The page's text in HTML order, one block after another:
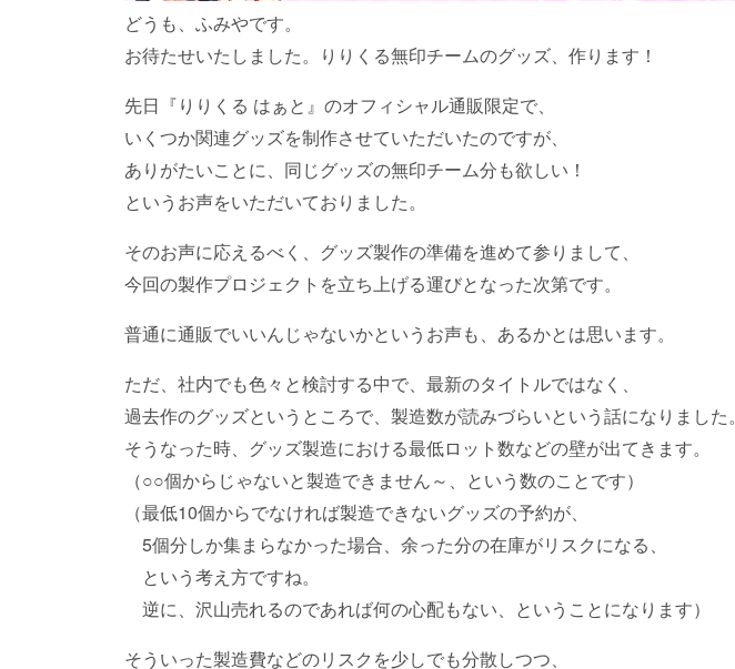
どうも、ふみやです。
お待たせいたしました。りりくる無印チームのグッズ、作ります！
先日『りりくる はぁと』のオフィシャル通販限定で、
いくつか関連グッズを制作させていただいたのですが、
ありがたいことに、同じグッズの無印チーム分も欲しい！
というお声をいただいておりました。
そのお声に応えるべく、グッズ製作の準備を進めて参りまして、
今回の製作プロジェクトを立ち上げる運びとなった次第です。
普通に通販でいいんじゃないかというお声も、あるかとは思います。
ただ、社内でも色々と検討する中で、最新のタイトルではなく、
過去作のグッズというところで、製造数が読みづらいという話になりました。
そうなった時、グッズ製造における最低ロット数などの壁が出てきます。
（○○個からじゃないと製造できません～、という数のことです）
（最低10個からでなければ製造できないグッズの予約が、
5個分しか集まらなかった場合、余った分の在庫がリスクになる、
という考え方ですね。
逆に、沢山売れるのであれば何の心配もない、ということになります）
そういった製造費などのリスクを少しでも分散しつつ、